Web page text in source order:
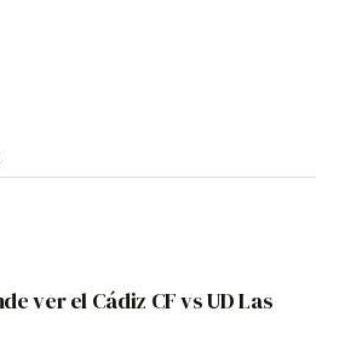
ver el Cádiz CF vs UD Las